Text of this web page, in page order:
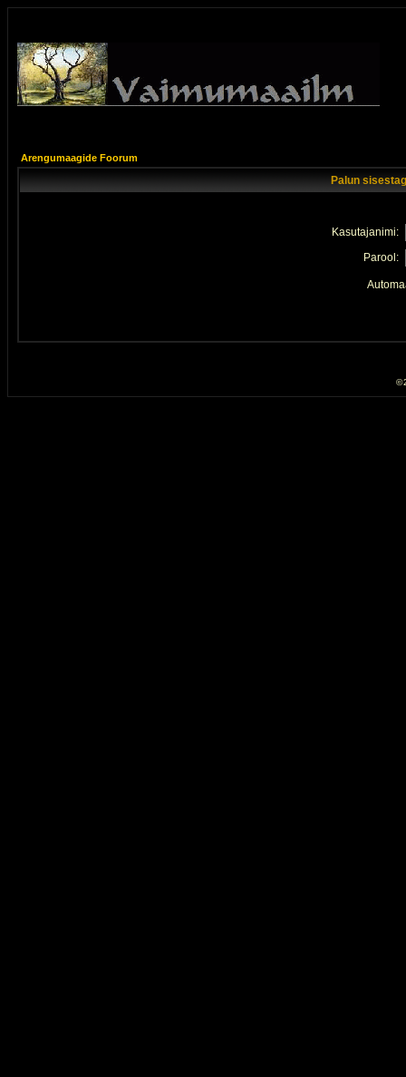
Arengumaagide Foorum
Palun
Kasutajanimi:
Parool:
©